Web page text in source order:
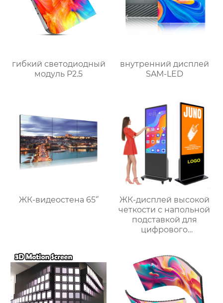
гибкий светодиодный
модуль P2.5
внутренний дисплей
SAM-LED
ЖК-видеостена 65‘’
ЖК-дисплей высокой
четкости с напольной
подставкой для
цифрового